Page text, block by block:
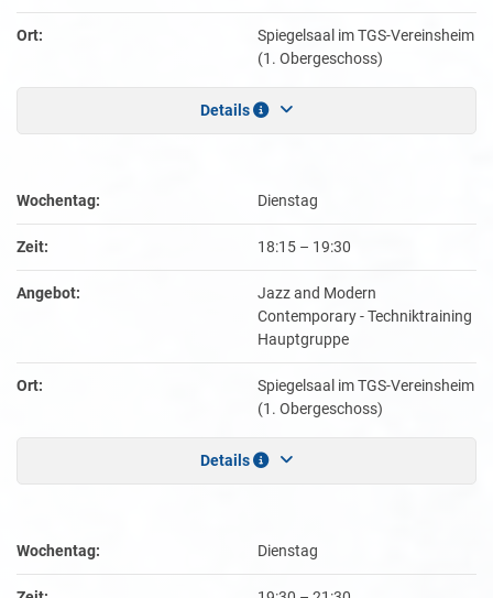
Ort:
Spiegelsaal im TGS-Vereinsheim
(1. Obergeschoss)
Details
Wochentag: Dienstag
Zeit: 18:15 – 19:30
Angebot:
Jazz and Modern
Contemporary - Techniktraining
Hauptgruppe
Ort:
Spiegelsaal im TGS-Vereinsheim
(1. Obergeschoss)
Details
Wochentag: Dienstag